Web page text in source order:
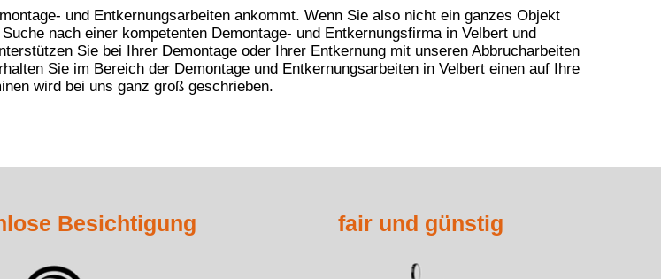
und Entkernungsarbeiten ankommt. Wenn Sie also nicht ein ganzes Objekt
nach einer kompetenten Demontage- und Entkernungsfirma in Velbert und
Sie bei Ihrer Demontage oder Ihrer Entkernung mit unseren Abbrucharbeiten
Sie im Bereich der Demontage und Entkernungsarbeiten in Velbert einen auf Ihre
wird bei uns ganz groß geschrieben.
Besichtigung fair und günstig